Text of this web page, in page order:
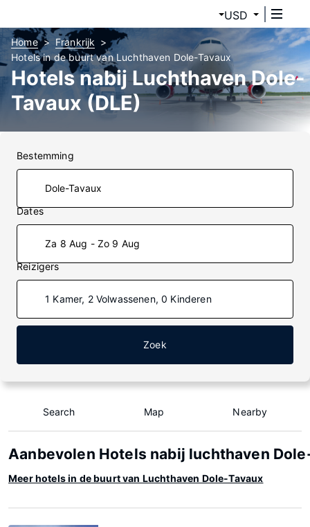
USD
Home
Frankrijk
Hotels in de buurt van Luchthaven Dole-Tavaux
Hotels nabij Luchthaven Dole-
Tavaux (DLE)
Bestemming
Dates
Za 8 Aug - Zo 9 Aug
Reizigers
1 Kamer, 2 Volwassenen, 0 Kinderen
Zoek
Search Map Nearby
Aanbevolen Hotels nabij luchthaven
Meer hotels in de buurt van Luchthaven Dole-Tavaux